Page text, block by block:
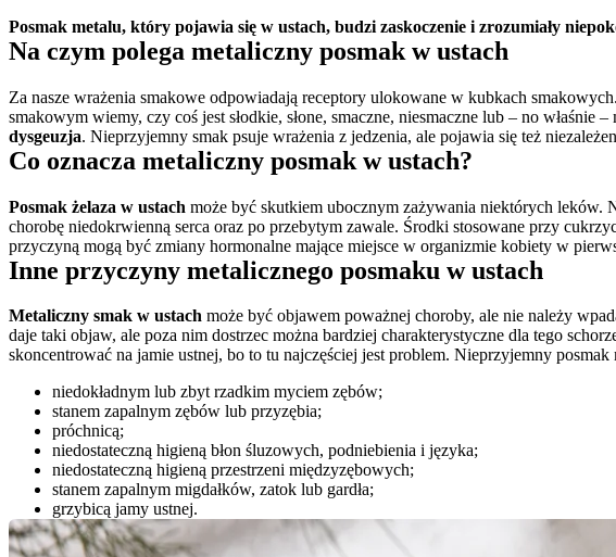
Posmak metalu, który pojawia się w ustach, budzi zaskoczenie i zrozumiały
Na czym polega metaliczny posmak w ustach
Za nasze wrażenia smakowe odpowiadają receptory ulokowane w kubkach
smakowym wiemy, czy coś jest słodkie, słone, smaczne, niesmaczne lub – no właśnie –
dysgeuzja. Nieprzyjemny smak psuje wrażenia z jedzenia, ale pojawia się też
Co oznacza metaliczny posmak w ustach?
Posmak żelaza w ustach może być skutkiem ubocznym zażywania niektórych leków.
chorobę niedokrwienną serca oraz po przebytym zawale. Środki stosowane przy
przyczyną mogą być zmiany hormonalne mające miejsce w organizmie kobiety w
Inne przyczyny metalicznego posmaku w ustach
Metaliczny smak w ustach może być objawem poważnej choroby, ale nie należy
daje taki objaw, ale poza nim dostrzec można bardziej charakterystyczne dla tego
skoncentrować na jamie ustnej, bo to tu najczęściej jest problem. Nieprzyjemny
niedokładnym lub zbyt rzadkim myciem zębów;
stanem zapalnym zębów lub przyzębia;
próchnicą;
niedostateczną higieną błon śluzowych, podniebienia i języka;
niedostateczną higieną przestrzeni międzyzębowych;
stanem zapalnym migdałków, zatok lub gardła;
grzybicą jamy ustnej.